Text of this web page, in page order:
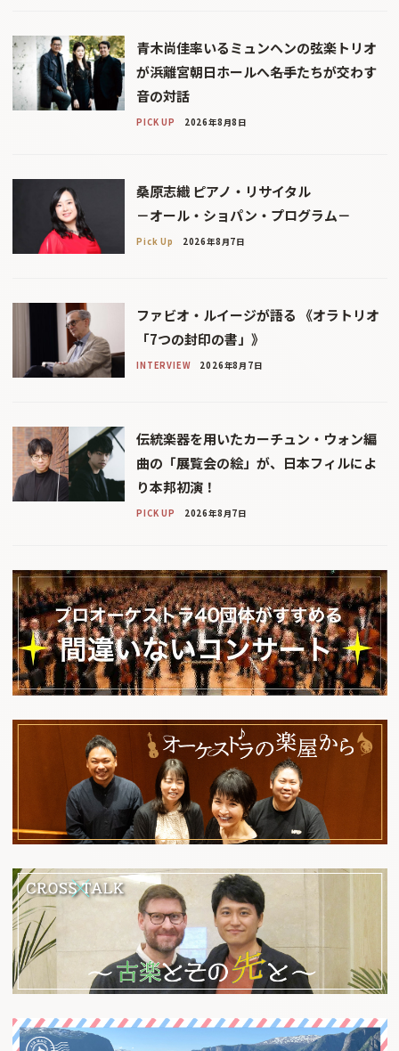
青木尚佳率いるミュンヘンの弦楽トリオ
が浜離宮朝日ホールへ――名手たちが交わす
音の対話
PICK UP 2026年8月8日
桑原志織 ピアノ・リサイタル
－オール・ショパン・プログラム－
Pick Up 2026年8月7日
ファビオ・ルイージが語る 《オラトリオ
「7つの封印の書」》
INTERVIEW 2026年8月7日
伝統楽器を用いたカーチュン・ウォン編
曲の「展覧会の絵」が、日本フィルによ
り本邦初演！
PICK UP 2026年8月7日